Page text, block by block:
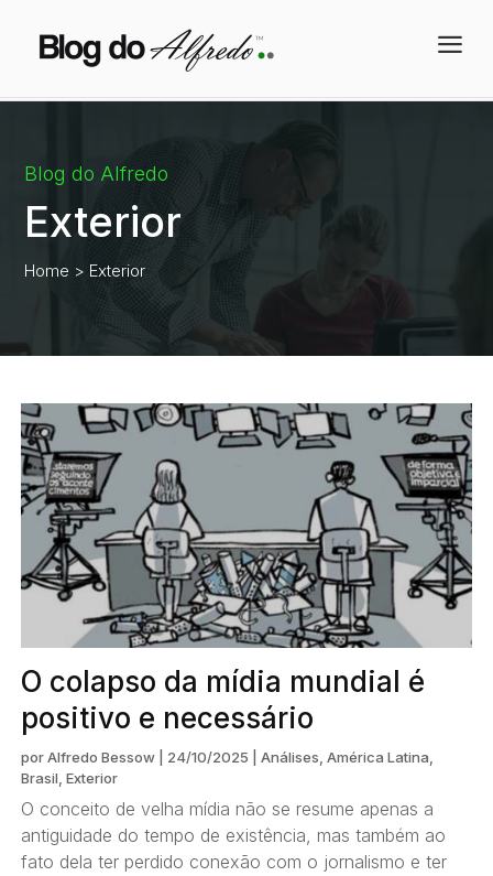
a
Blog do Alfredo
Exterior
Home > Exterior
O colapso da mídia mundial é
positivo e necessário
porAlfredo Bessow 24/10/2025 Análises, América Latina,
Brasil, Exterior
O conceito de velha mídia não se resume apenas a
antiguidade do tempo de existência, mas também ao
fato dela ter perdido conexão com o jornalismo e ter